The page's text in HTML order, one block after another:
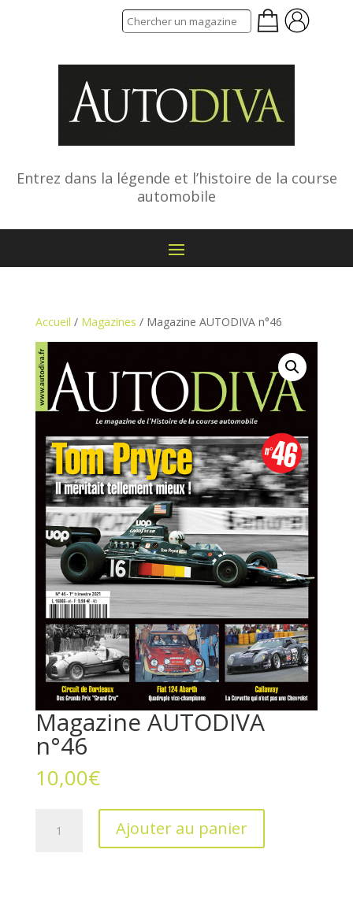
Entrez dans la légende et l’histoire de la course
automobile
Accueil / Magazines / Magazine AUTODIVA n°46
Magazine AUTODIVA
n°46
10,00€
Ajouter au panier